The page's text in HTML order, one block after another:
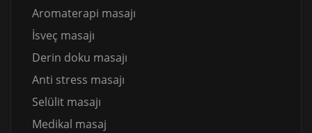
Aromaterapi masajı
İsveç masajı
Derin doku masajı
Anti stress masajı
Selülit masajı
Medikal masaj